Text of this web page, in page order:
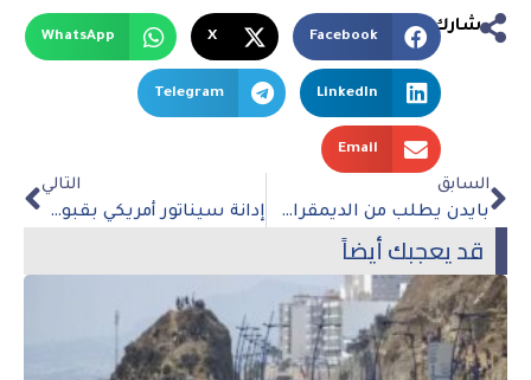
شارك
Facebook
X
WhatsApp
LinkedIn
Telegram
Email
السابق
بايدن يطلب من الديمقراطيين إنهاء الحديث عن انسحابه
التالي
إدانة سيناتور أمريكي بقبول رشاوي نقدية وذهبية من المخابرات المصرية
قد يعجبك أيضاً